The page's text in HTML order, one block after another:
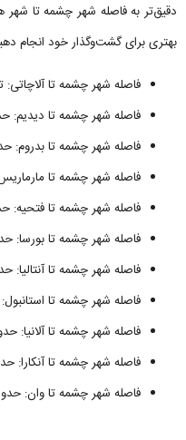
دقیق‌تر به فاصله شهر چشمه تا شهر
بهتری برای گشت‌وگذار خود انجام
فاصله شهر چشمه تا آلاچاتی: تنها ۸ کیلومتر تا
فاصله شهر چشمه تا دیدیم: حدود ۲۴۹
فاصله شهر چشمه تا بدروم: حدود ۳۳۰
فاصله شهر چشمه تا مارماریس: حدود
فاصله شهر چشمه تا فتحیه: حدود ۴۲۶
فاصله شهر چشمه تا بورسا: حدود ۴۳۰
فاصله شهر چشمه تا آنتالیا: حدود ۵۳۸ تا ۵۴۶
فاصله شهر چشمه تا استانبول: حدود
فاصله شهر چشمه تا آلانیا: حدود ۶۸۱
فاصله شهر چشمه تا آنکارا: حدود ۶۷۰ تا ۶۸۰
فاصله شهر چشمه تا وان: حدود ۱۷۴۰ تا ۱۷۶۰